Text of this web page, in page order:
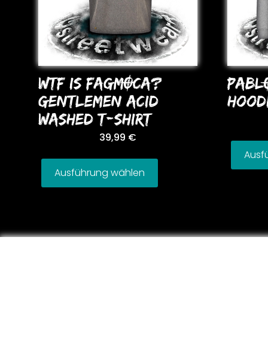
WTF IS FAGMOCA?
GENTLEMEN ACID
WASHED T-SHIRT
39,99 €
Ausführung wählen